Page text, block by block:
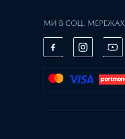
МИ В СОЦ. МЕРЕЖАХ